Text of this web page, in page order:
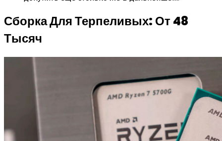
Сборка Для Терпеливых: От 48
Тысяч